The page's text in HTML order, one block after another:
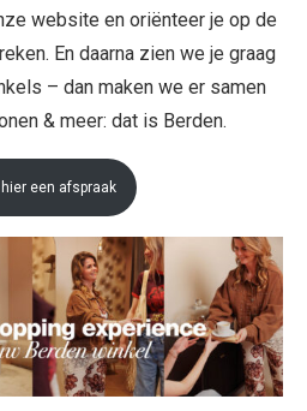
website en oriënteer je op de
En daarna zien we je graag
– dan maken we er samen
& meer: dat is Berden.
hier een afspraak